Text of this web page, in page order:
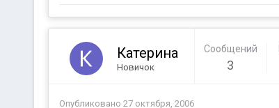
Катерина
Новичок
Сообщений
3
Опубликовано 27 октября, 2006